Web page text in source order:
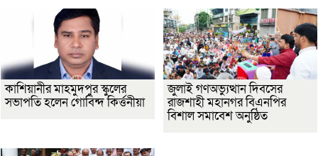
কাশিয়ানীর মাহমুদপুর স্কুলের
সভাপতি হলেন গোবিন্দ কির্ত্তনীয়া
জুলাই গণঅভ্যুত্থান দিবসের
রাজশাহী মহানগর বিএনপির
বিশাল সমাবেশ অনুষ্ঠিত